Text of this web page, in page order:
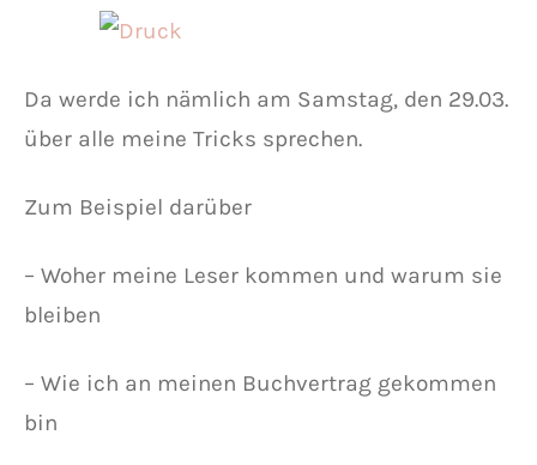
Da werde ich nämlich am Samstag, den 29.03.
über alle meine Tricks sprechen.
Zum Beispiel darüber
– Woher meine Leser kommen und warum sie
bleiben
– Wie ich an meinen Buchvertrag gekommen
bin